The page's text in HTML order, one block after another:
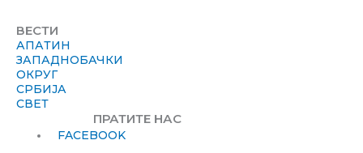
ВЕСТИ
АПАТИН
ЗАПАДНОБАЧКИ
ОКРУГ
СРБИЈА
СВЕТ
ПРАТИТЕ НАС
FACEBOOK